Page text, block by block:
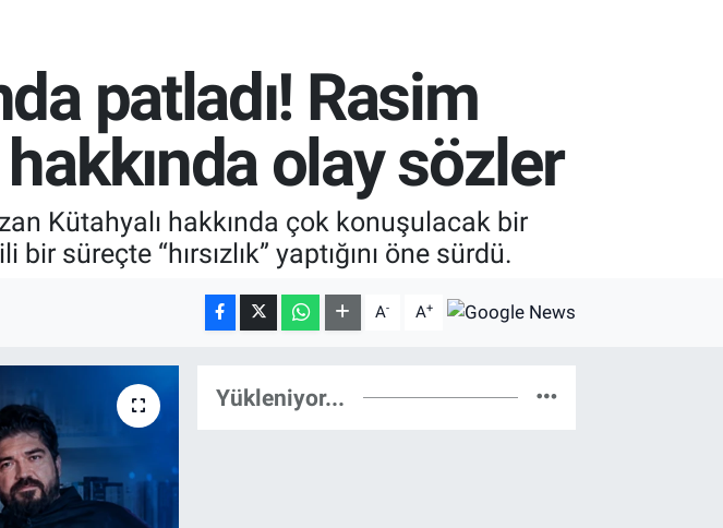
patladı! Rasim
olay sözler
Kütahyalı hakkında çok konuşulacak bir
süreçte “hırsızlık” yaptığını öne sürdü.
A- A+
Yükleniyor...